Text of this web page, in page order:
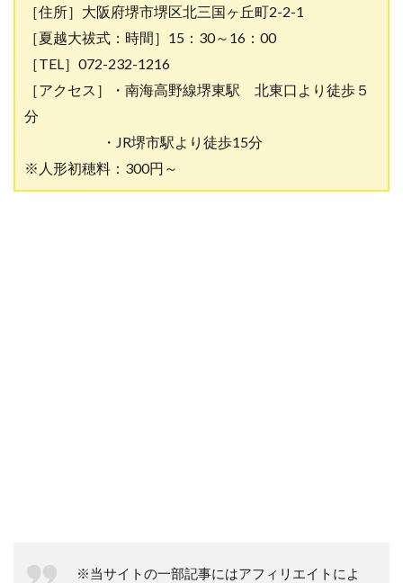
［住所］大阪府堺市堺区北三国ヶ丘町2-2-1
［夏越大祓式： 時間］15：30～16：00
［TEL］072-232-1216
［アクセス］・南海高野線堺東駅 北東口より徒歩５
分
・JR堺市駅より徒歩15分
※人形初穂料：300円～
※当サイトの一部記事にはアフィリエイトによ